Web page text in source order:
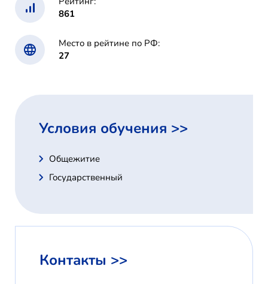
861
Место в рейтине по РФ:
27
Условия обучения >>
Общежитие
Государственный
Контакты >>